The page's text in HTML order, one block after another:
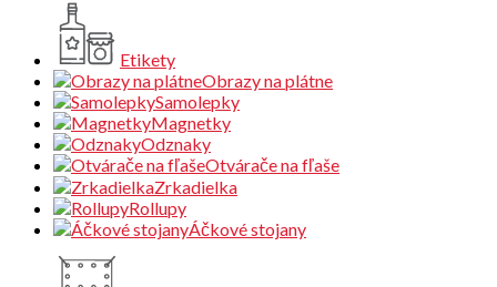
Etikety
Obrazy na plátne
Samolepky
Magnetky
Odznaky
Otvárače na fľaše
Zrkadielka
Rollupy
Áčkové stojany